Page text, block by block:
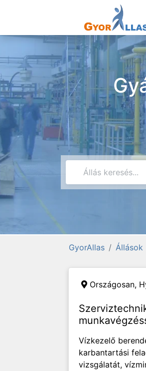
GyorAllas Állások
Országosan,
Vízkezelő
karbantartási
vizsgálatát,